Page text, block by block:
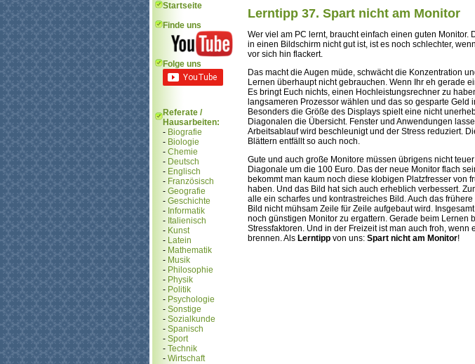
Startseite
Finde uns
Folge uns
Referate /
Hausarbeiten:
- Biografie
- Biologie
- Chemie
- Deutsch
- Englisch
- Französisch
- Geografie
- Geschichte
- Informatik
- Italienisch
- Kunst
- Latein
- Mathematik
- Musik
- Philosophie
- Physik
- Politik
- Psychologie
- Sonstige
- Sozialkunde
- Spanisch
- Sport
- Technik
- Wirtschaft
Lerntipp 37. Spart nicht am Monitor
Wer viel am PC lernt, braucht einfach einen guten
in einen Bildschirm nicht gut ist, ist es noch schlechter,
vor sich hin flackert.
Das macht die Augen müde, schwächt die Konzentration
Lernen überhaupt nicht gebrauchen. Wenn Ihr eh gerade
Es bringt Euch nichts, einen Hochleistungsrechner zu
langsameren Prozessor wählen und das so gesparte
Besonders die Größe des Displays spielt eine nicht
Diagonalen die Übersicht. Fenster und Anwendungen
Arbeitsablauf wird beschleunigt und der Stress reduziert.
Blättern entfällt so auch noch.
Gute und auch große Monitore müssen übrigens nicht
Diagonale um die 100 Euro. Das der neue Monitor flach
bekommt man kaum noch diese klobigen Platzfresser von
haben. Und das Bild hat sich auch erheblich verbessert.
alle ein scharfes und kontrastreiches Bild. Auch das
Bild nicht mühsam Zeile für Zeile aufgebaut wird.
noch günstigen Monitor zu ergattern. Gerade beim Lernen
Stressfaktoren. Und in der Freizeit ist man auch froh,
brennen. Als Lerntipp von uns: Spart nicht am Monitor!